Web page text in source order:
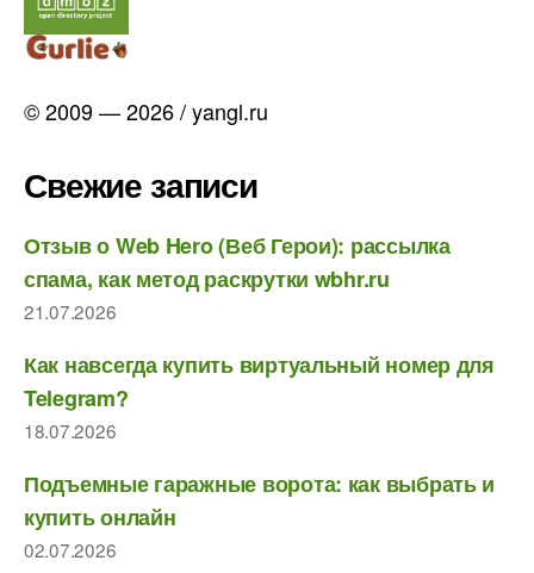
© 2009 — 2026 / yangl.ru
Свежие записи
Отзыв о Web Hero (Веб Герои): рассылка
спама, как метод раскрутки wbhr.ru
21.07.2026
Как навсегда купить виртуальный номер для
Telegram?
18.07.2026
Подъемные гаражные ворота: как выбрать и
купить онлайн
02.07.2026